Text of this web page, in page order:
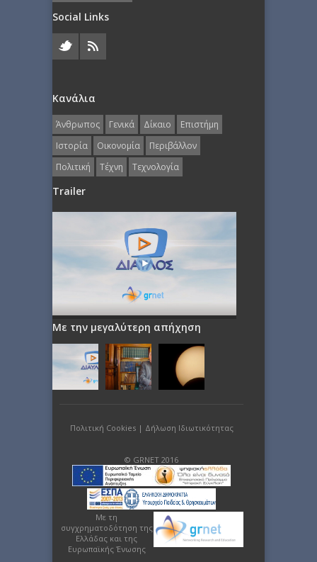
Social Links
Κανάλια
Άνθρωπος Γενικά Δίκαιο
Επιστήμη
Ιστορία
Οικονομία
Περιβάλλον
Πολιτική
Τέχνη Τεχνολογία
Trailer
Με την μεγαλύτερη απήχηση
Πολιτική Cookies| Δήλωση Ιδιωτικότητας
© GRNET 2016
Με τη
συγχρηματοδότηση της
Ελλάδας και της
Ευρωπαϊκής Ένωσης